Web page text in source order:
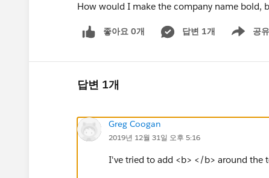
How would I make the company name bold,
좋아요 0개 답변 1개 공유
Show menu
답변 1개
Greg Coogan
2019년 12월 31일 오후 5:16
I've tried to add <b> </b> around the